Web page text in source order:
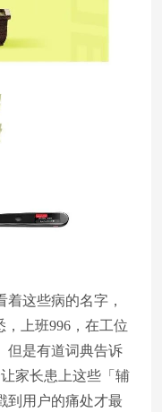
这些病的名字，
，上班996，在工位
但是有道词典告诉
家长患上这些「辅
到用户的痛处才最